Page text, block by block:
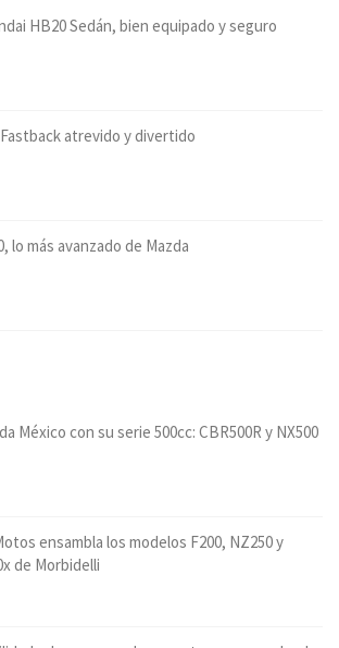
HB20 Sedán, bien equipado y seguro
atrevido y divertido
lo más avanzado de Mazda
México con su serie 500cc: CBR500R y NX500
ensambla los modelos F200, NZ250 y
de Morbidelli